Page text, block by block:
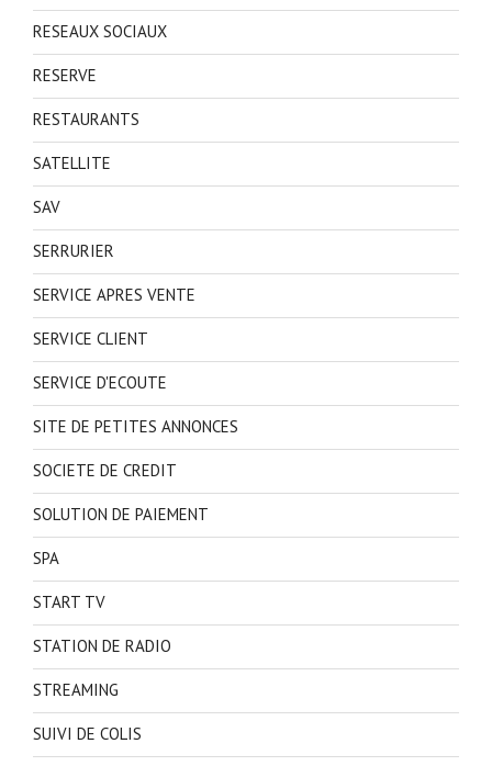
RESEAUX SOCIAUX
RESERVE
RESTAURANTS
SATELLITE
SAV
SERRURIER
SERVICE APRES VENTE
SERVICE CLIENT
SERVICE D'ECOUTE
SITE DE PETITES ANNONCES
SOCIETE DE CREDIT
SOLUTION DE PAIEMENT
SPA
START TV
STATION DE RADIO
STREAMING
SUIVI DE COLIS